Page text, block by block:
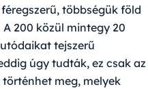
többségük föld
200 közül mintegy 20
tejszerű
úgy tudták, ez csak az
meg, melyek